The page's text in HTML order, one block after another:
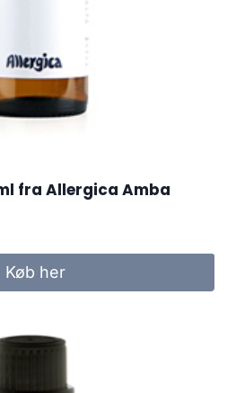
fra Allergica Amba
Køb her